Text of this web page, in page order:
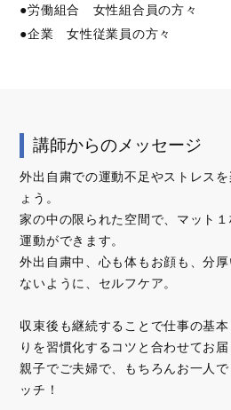
●労働組合 女性組合員の方々
●企業 女性従業員の方々
講師からのメッセージ
外出自粛での運動不足やストレス
ょう。
家の中の限られた空間で、マット
運動ができます。
外出自粛中、心も体もお顔も、分
ないように、セルフケア。
収束後も継続することで仕事の基
りを習慣化するコツと合わせてお届
親子でご夫婦で、もちろんお一人
ッチ！